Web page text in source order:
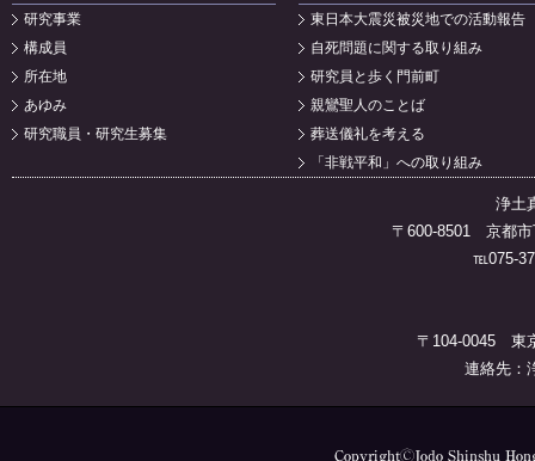
研究事業
構成員
所在地
あゆみ
研究職員・研究生募集
東日本大震災被災地での活動報告
自死問題に関する取り組み
研究員と歩く門前町
親鸞聖人のことば
葬送儀礼を考える
「非戦平和」への取り組み
浄土
〒600-8501 京都市
℡075-
〒104-0045 東
連絡先：